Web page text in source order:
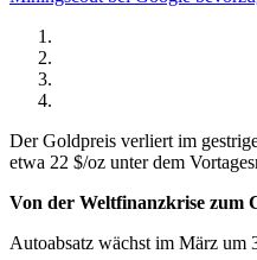
Der Goldpreis verliert im
etwa 22 $/oz unter dem
Von der Weltfinanzkrise zum
Autoabsatz wächst im März um